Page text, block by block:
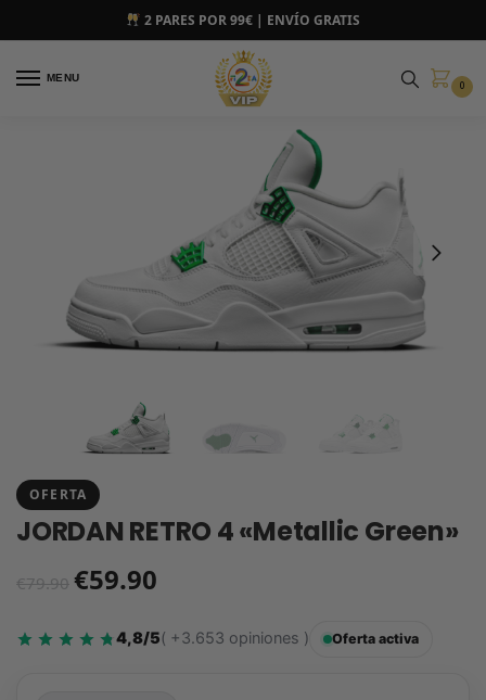
2 PARES POR 99€ | ENVÍO GRATIS
MENU
0
OFERTA
JORDAN RETRO 4 «Metallic Green»
€79.90 €59.90
4,8/5( +3.653 opiniones ) Oferta activa